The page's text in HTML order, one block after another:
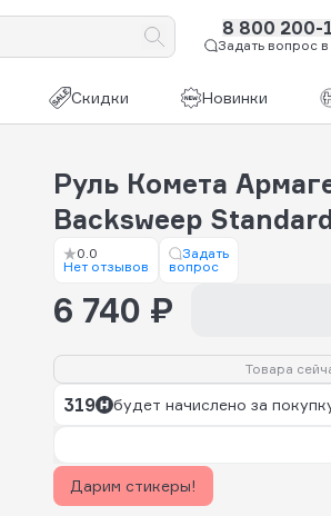
8 800 200-
Задать вопрос
Скидки Новинки
Руль Комета
Backsweep
0.0
Нет отзывов
Задать
вопрос
6 740 ₽
Товара
319 будет начислено за
Дарим стикеры!